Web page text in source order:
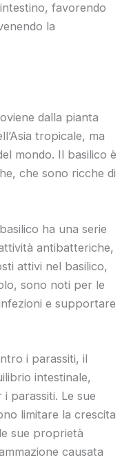
favorendo
la
dalla pianta
tropicale, ma
mondo. Il basilico è
che sono ricche di
ha una serie
antibatteriche,
attivi nel basilico,
sono noti per le
e supportare
i parassiti, il
intestinale,
parassiti. Le sue
limitare la crescita
sue proprietà
causata